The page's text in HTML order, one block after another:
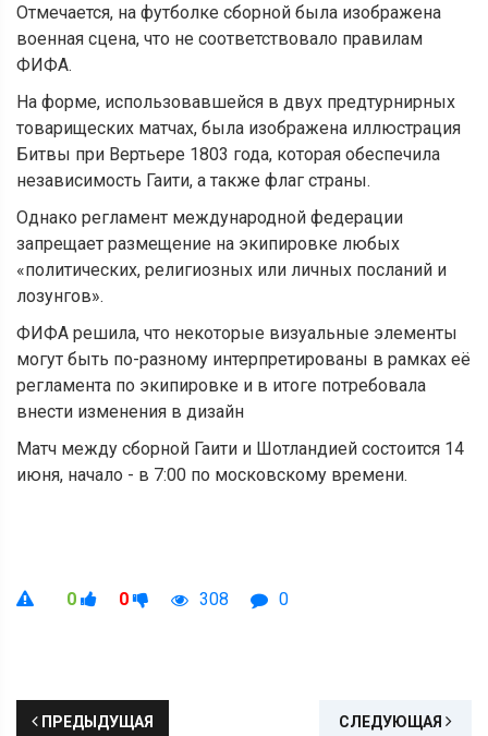
Отмечается, на футболке сборной была изображена
военная сцена, что не соответствовало правилам
ФИФА.
На форме, использовавшейся в двух предтурнирных
товарищеских матчах, была изображена иллюстрация
Битвы при Вертьере 1803 года, которая обеспечила
независимость Гаити, а также флаг страны.
Однако регламент международной федерации
запрещает размещение на экипировке любых
«политических, религиозных или личных посланий и
лозунгов».
ФИФА решила, что некоторые визуальные элементы
могут быть по-разному интерпретированы в рамках её
регламента по экипировке и в итоге потребовала
внести изменения в дизайн
Матч между сборной Гаити и Шотландией состоится 14
июня, начало - в 7:00 по московскому времени.
0 0 308 0
ПРЕДЫДУЩАЯ СЛЕДУЮЩАЯ